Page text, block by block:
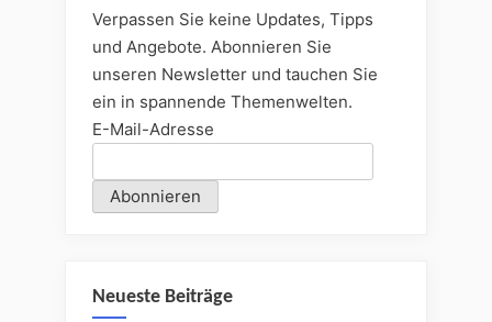
Verpassen Sie keine Updates, Tipps
und Angebote. Abonnieren Sie
unseren Newsletter und tauchen Sie
ein in spannende Themenwelten.
E-Mail-Adresse
Neueste Beiträge